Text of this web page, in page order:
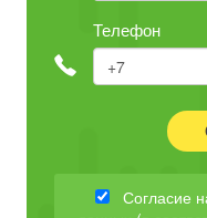
Телефон
Согласие